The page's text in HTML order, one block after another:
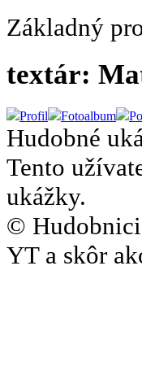
Základný
textár:
Profil Fotoalbum
Hudobné
Tento
ukážky.
©
YT a skôr